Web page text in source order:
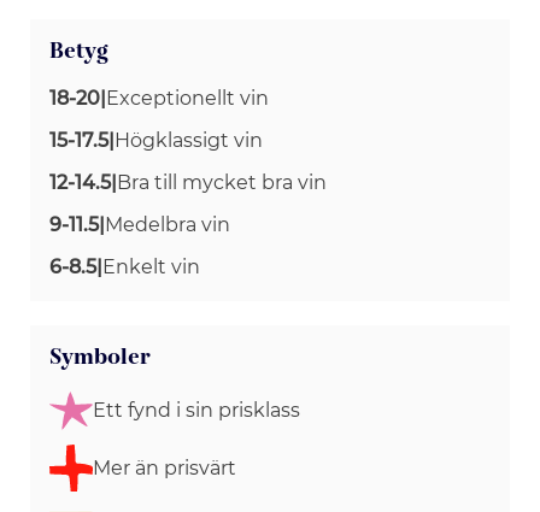
Betyg
18-20|Exceptionellt vin
15-17.5|Högklassigt vin
12-14.5|Bra till mycket bra vin
9-11.5|Medelbra vin
6-8.5|Enkelt vin
Symboler
Ett fynd i sin prisklass
Mer än prisvärt